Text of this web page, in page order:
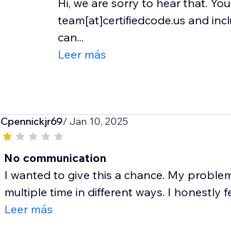
Hi, we are sorry to hear that.
team[at]certifiedcode.us and
can...
Leer más
Cpennickjr69/ Jan 10, 2025
No communication
I wanted to give this a chance. My
multiple time in different ways. I honestly
Leer más